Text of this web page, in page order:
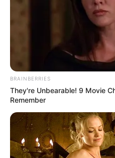
BRAINBERRIES
They're Unbearable! 9 Movie
Remember